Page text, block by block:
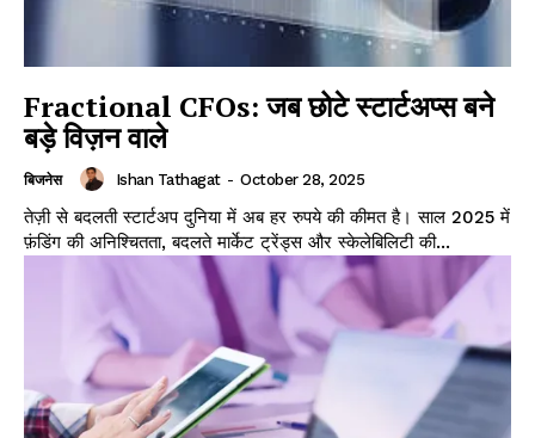
Fractional CFOs: जब छोटे स्टार्टअप्स बने
बड़े विज़न वाले
बिजनेस Ishan Tathagat - October 28, 2025
तेज़ी से बदलती स्टार्टअप दुनिया में अब हर रुपये की कीमत है। साल 2025 में
फ़ंडिंग की अनिश्चितता, बदलते मार्केट ट्रेंड्स और स्केलेबिलिटी की...